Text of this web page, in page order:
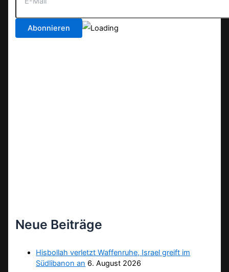
Neue Beiträge
Hisbollah verletzt Waffenruhe, Israel greift im
Südlibanon an 6. August 2026